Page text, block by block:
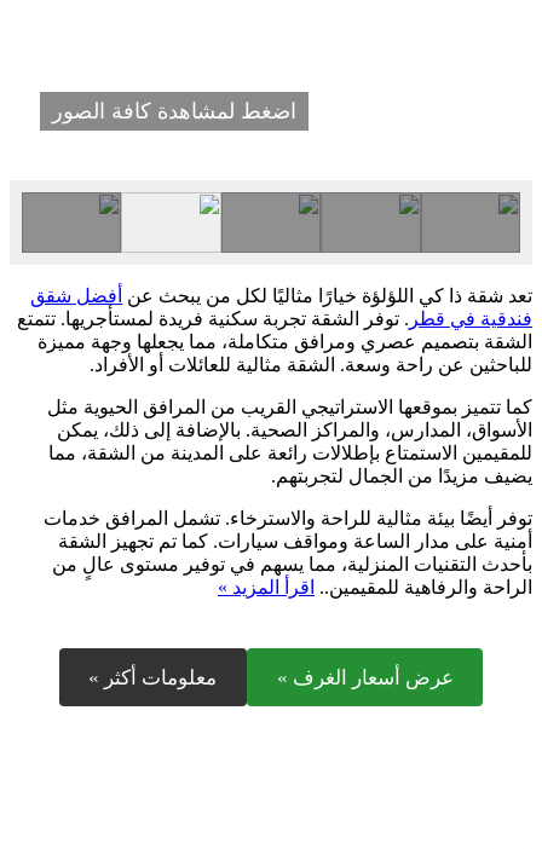
اضغط لمشاهدة كافة الصور
تعد شقة ذا كي اللؤلؤة خيارًا مثاليًا لكل من يبحث عن أفضل شقق
فندقية في قطر . توفر الشقة تجربة سكنية فريدة لمستأجريها. تتمتع
الشقة بتصميم عصري ومرافق متكاملة، مما يجعلها وجهة مميزة
للباحثين عن راحة وسعة. الشقة مثالية للعائلات أو الأفراد.
كما تتميز بموقعها الاستراتيجي القريب من المرافق الحيوية مثل
الأسواق، المدارس، والمراكز الصحية. بالإضافة إلى ذلك، يمكن
للمقيمين الاستمتاع بإطلالات رائعة على المدينة من الشقة، مما
يضيف مزيدًا من الجمال لتجربتهم.
توفر أيضًا بيئة مثالية للراحة والاسترخاء. تشمل المرافق خدمات
أمنية على مدار الساعة ومواقف سيارات. كما تم تجهيز الشقة
بأحدث التقنيات المنزلية، مما يسهم في توفير مستوى عالٍ من
الراحة والرفاهية للمقيمين.. اقرأ المزيد »
عرض أسعار الغرف » معلومات أكثر »